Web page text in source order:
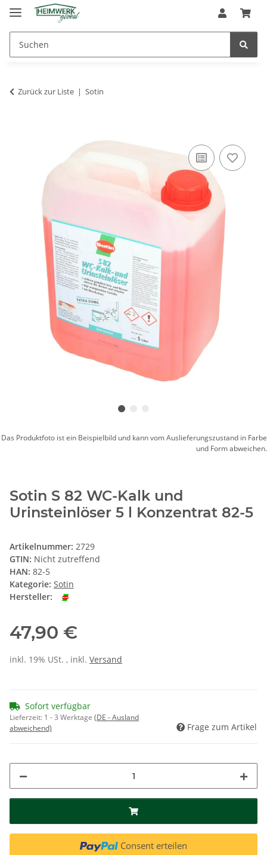
Zurück zur Liste Sotin
Das Produktfoto ist ein Beispielbild und kann vom Auslieferungszustand in Farbe
und Form abweichen.
Sotin S 82 WC-Kalk und
Urinsteinlöser 5 l Konzentrat 82-5
Artikelnummer: 2729
GTIN: Nicht zutreffend
HAN: 82-5
Kategorie: Sotin
Hersteller:
47,90 €
inkl. 19% USt. , inkl. Versand
Sofort verfügbar
Lieferzeit: 1 - 3 Werktage (DE - Ausland
abweichend)
Frage zum Artikel
Consent erteilen